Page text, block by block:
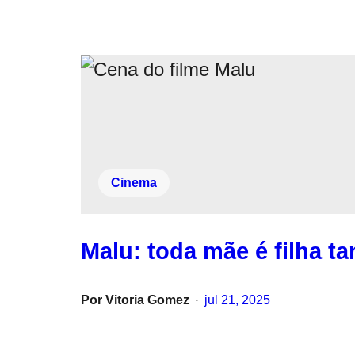
Cinema
Malu: toda mãe é filha
Por Vitoria Gomez • jul 21, 2025